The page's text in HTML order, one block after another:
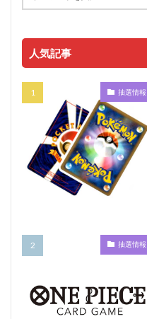
人気記事
抽選情報
抽選情報